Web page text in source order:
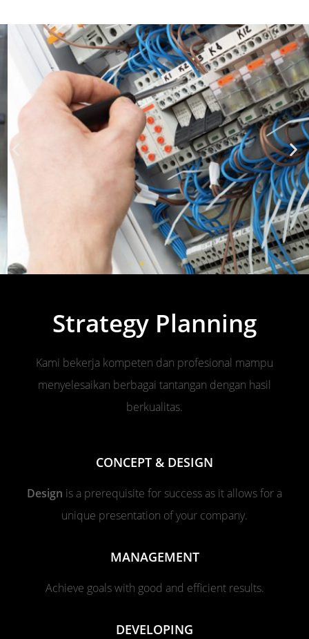
Strategy Planning
Kami bekerja kompeten dan profesional mampu
menyelesaikan berbagai tantangan dengan hasil
berkualitas.
CONCEPT & DESIGN
Design is a prerequisite for success as it allows for a
unique presentation of your company.
MANAGEMENT
Achieve goals with good and efficient results.
DEVELOPING